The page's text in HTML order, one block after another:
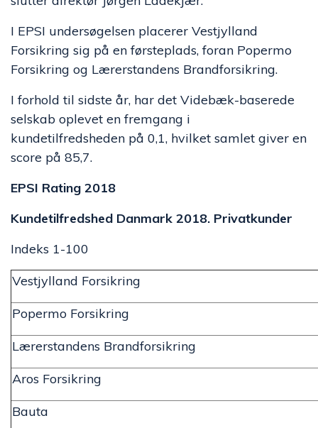
I EPSI undersøgelsen placerer Vestjylland
Forsikring sig på en førsteplads, foran Popermo
Forsikring og Lærerstandens Brandforsikring.
I forhold til sidste år, har det Videbæk-baserede
selskab oplevet en fremgang i
kundetilfredsheden på 0,1, hvilket samlet giver en
score på 85,7.
EPSI Rating 2018
Kundetilfredshed Danmark 2018. Privatkunder
Indeks 1-100
Vestjylland Forsikring
Popermo Forsikring
Lærerstandens Brandforsikring
Aros Forsikring
Bauta